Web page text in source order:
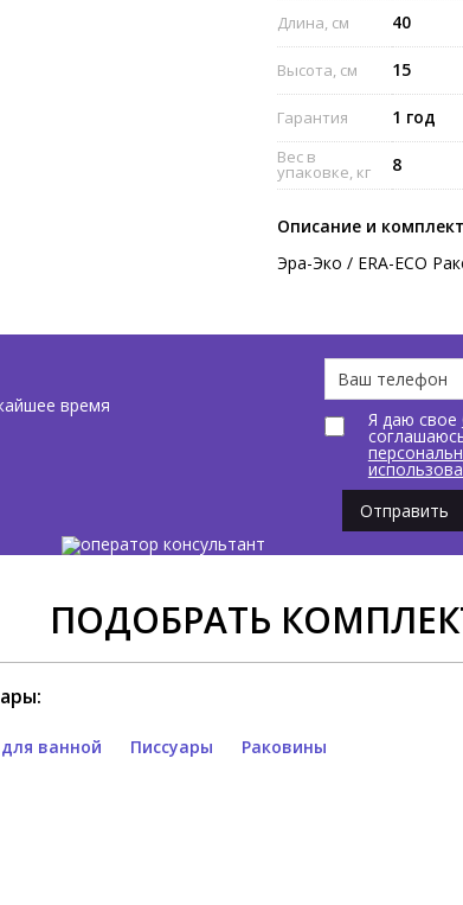
Длина, см 40
Высота, см 15
Гарантия 1 год
Вес в
упаковке, кг 8
Описание и
Эра-Эко / ERA-ECO
время
Я даю свое
Отправить
ПОДОБРАТЬ
ванной Писсуары Раковины